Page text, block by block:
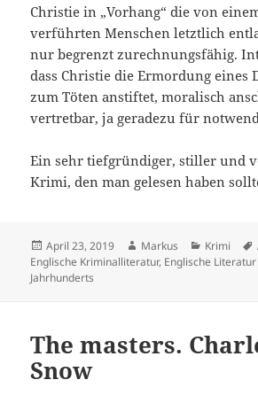
Christie in „Vorhang“ die von
verführten Menschen letztlich
nur begrenzt zurechnungsfähig.
dass Christie die Ermordung eines
zum Töten anstiftet, moralisch
vertretbar, ja geradezu für
Ein sehr tiefgründiger, stiller und
Krimi, den man gelesen haben
Veröffentlicht
am
April 23, 2019 Autor
Markus Kategorien
Krimi
Englische Kriminalliteratur, Englische
Jahrhunderts
The masters.
Snow